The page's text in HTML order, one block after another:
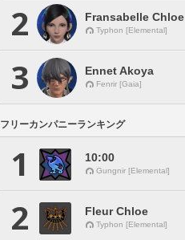
2 Fransabelle Chloe
Typhon [Elemental]
3 Ennet Akoya
Fenrir [Gaia]
フリーカンパニーランキング
1 10:00
Gungnir [Elemental]
2 Fleur Chloe
Typhon [Elemental]